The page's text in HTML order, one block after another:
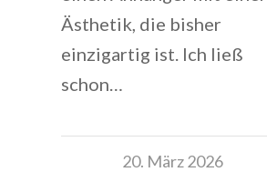
Ästhetik, die bisher
einzigartig ist. Ich ließ
schon…
20. März 2026